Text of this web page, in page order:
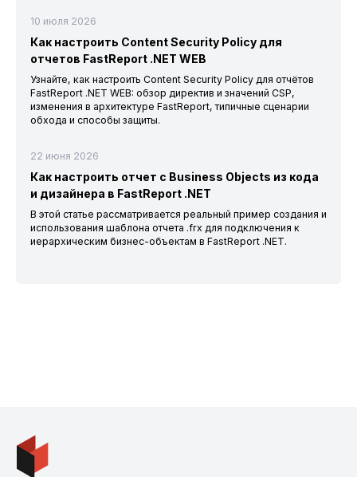
10 июля 2026
Как настроить Content Security Policy для
отчетов FastReport .NET WEB
Узнайте, как настроить Content Security Policy для отчётов
FastReport .NET WEB: обзор директив и значений CSP,
изменения в архитектуре FastReport, типичные сценарии
обхода и способы защиты.
22 июня 2026
Как настроить отчет с Business Objects из кода
и дизайнера в FastReport .NET
В этой статье рассматривается реальный пример создания и
использования шаблона отчета .frx для подключения к
иерархическим бизнес-объектам в FastReport .NET.